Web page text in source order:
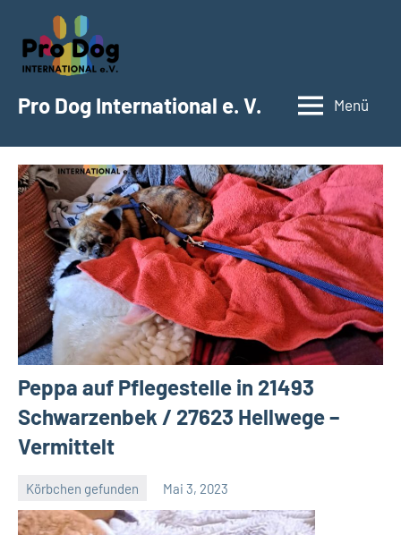
Inhalt
springen
Pro Dog International e. V. Menü
Peppa auf Pflegestelle in 21493
Schwarzenbek / 27623 Hellwege –
Vermittelt
Körbchen gefunden Mai 3, 2023